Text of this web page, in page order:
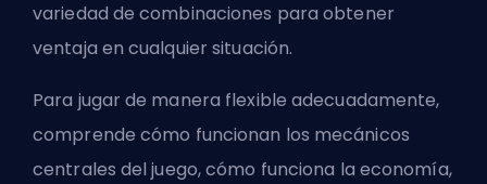
variedad de combinaciones para obtener
ventaja en cualquier situación.
Para jugar de manera flexible adecuadamente,
comprende cómo funcionan los mecánicos
centrales del juego, cómo funciona la economía,